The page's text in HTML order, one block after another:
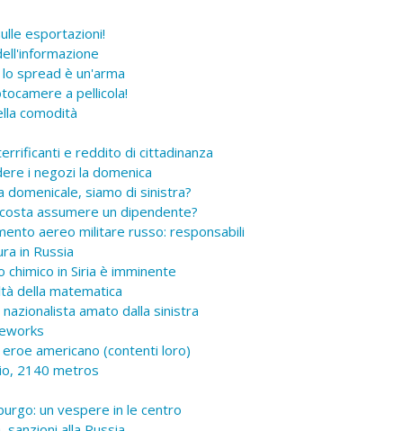
esportazioni!
spread è un'arma
a pellicola!
comodità
e reddito di cittadinanza
i negozi la domenica
siamo di sinistra?
assumere un dipendente?
aereo militare russo: responsabili
in Russia
in Siria è imminente
della matematica
amato dalla sinistra
americano (contenti loro)
2140 metros
un vespere in le centro